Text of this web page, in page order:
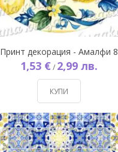
Принт декорация - Амалфи 8
1,53 € / 2,99 лв.
КУПИ